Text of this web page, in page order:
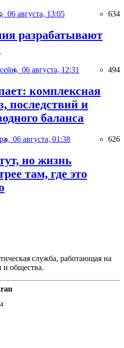
06 августа, 13:05 634
разрабатывают
06 августа, 12:31 494
комплексная
последствий и
баланса
06 августа, 01:38 626
но жизнь
там, где это
служба, работающая на
и общества.